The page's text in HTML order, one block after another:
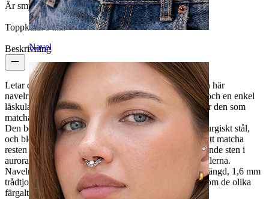
Navel
Är smycket pläterat?:Ja, hela smycket
Toppkula:5 mm
Beskrivning
Letar du efter en chic plagg att lägga till i din stil? Den här
navelringen har en detaljerad blomsterdesign i botten och en enkel
låskula i toppen. Du kan välja mellan tre snygga färger den som
matchar din stil bäst.
Den böjda staven och kulan är båda tillverkade av kirurgiskt stål,
och blomsterdesignen har mässing som är belagd för att matcha
resten av stycket. I mitten av blomman finns en glänsande sten i
aurora borealis-färg, som är densamma i alla tre modellerna.
Navelringens storlek är en standardstorlek på 10 mm längd, 1,6 mm
trådtjocklek och 5 mm diameter för låskula. Titta igenom de olika
färgalternativen och lägg din favorit i varukorgen.